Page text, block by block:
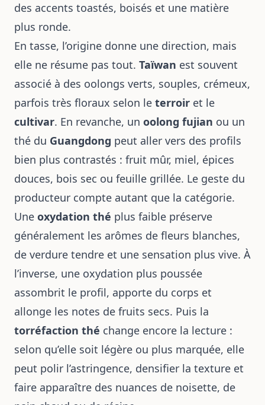
des accents toastés, boisés et une matière
plus ronde.
En tasse, l’origine donne une direction, mais
elle ne résume pas tout. Taïwan est souvent
associé à des oolongs verts, souples, crémeux,
parfois très floraux selon le terroir et le
cultivar. En revanche, un oolong fujian ou un
thé du Guangdong peut aller vers des profils
bien plus contrastés : fruit mûr, miel, épices
douces, bois sec ou feuille grillée. Le geste du
producteur compte autant que la catégorie.
Une oxydation thé plus faible préserve
généralement les arômes de fleurs blanches,
de verdure tendre et une sensation plus vive. À
l’inverse, une oxydation plus poussée
assombrit le profil, apporte du corps et
allonge les notes de fruits secs. Puis la
torréfaction thé change encore la lecture :
selon qu’elle soit légère ou plus marquée, elle
peut polir l’astringence, densifier la texture et
faire apparaître des nuances de noisette, de